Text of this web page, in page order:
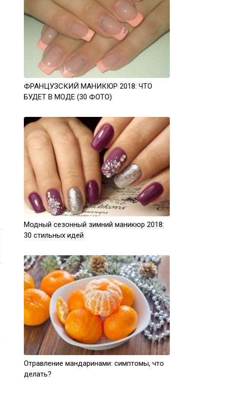
ФРАНЦУЗСКИЙ МАНИКЮР 2018: ЧТО
БУДЕТ В МОДЕ (30 ФОТО)
Модный сезонный зимний маникюр 2018:
30 стильных идей
Отравление мандаринами: симптомы, что
делать?